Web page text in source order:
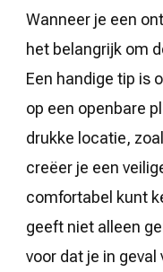
Wanneer je een
het belangrijk om
Een handige tip is
op een openbare
drukke locatie,
creëer je een
comfortabel kunt
geeft niet alleen
voor dat je in